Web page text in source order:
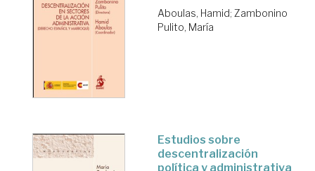
Aboulas, Hamid; Zambonino
Pulito, María
Estudios sobre
descentralización
política y administrativa